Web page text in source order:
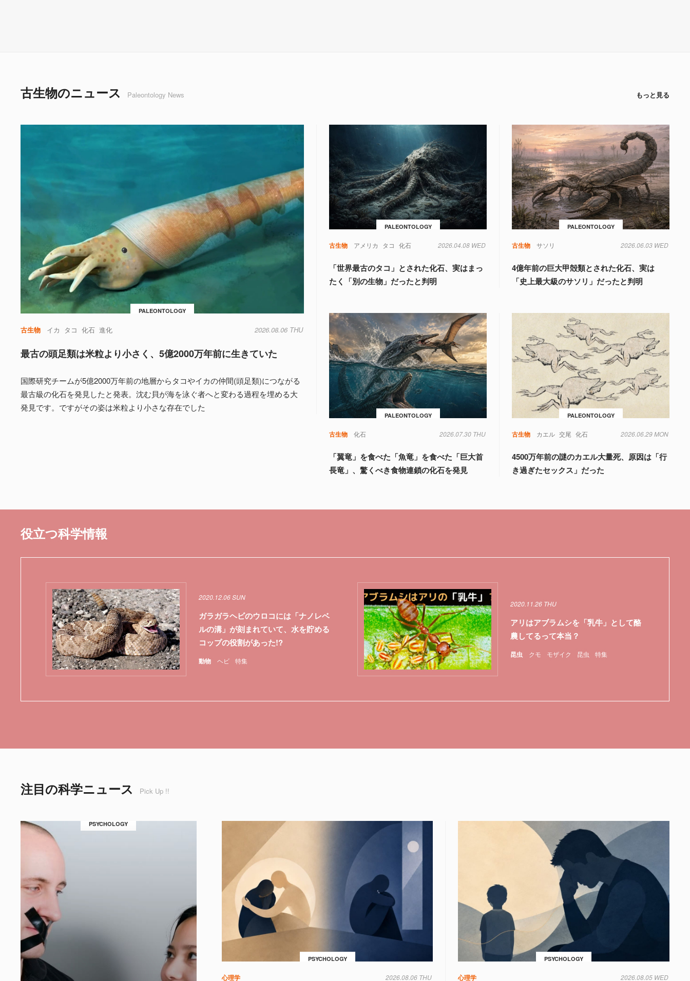
古生物のニュース Paleontology News もっと見る
PALEONTOLOGY
古生物 イカ タコ 化石 進化 2026.08.06 THU
最古の頭足類は米粒より小さく、5億2000万年前に生きていた
国際研究チームが5億2000万年前の地層からタコやイカの仲間(頭足類)につながる
最古級の化石を発見したと発表。沈む貝が海を泳ぐ者へと変わる過程を埋める大
発見です。ですがその姿は米粒より小さな存在でした
PALEONTOLOGY
古生物 アメリカ タコ 化石 2026.04.08 WED
「世界最古のタコ」とされた化石、実はまっ
たく「別の生物」だったと判明
PALEONTOLOGY
古生物 サソリ 2026.06.03 WED
4億年前の巨大甲殻類とされた化石、実は
「史上最大級のサソリ」だったと判明
PALEONTOLOGY
古生物 化石 2026.07.30 THU
「翼竜」を食べた「魚竜」を食べた「巨大首
長竜」、驚くべき食物連鎖の化石を発見
PALEONTOLOGY
古生物 カエル 交尾 化石 2026.06.29 MON
4500万年前の謎のカエル大量死、原因は「行
き過ぎたセックス」だった
役立つ科学情報
動物 ヘビ 特集
2020.12.06 SUN
ガラガラヘビのウロコには「ナノレベ
ルの溝」が刻まれていて、水を貯める
コップの役割があった!?
昆虫 クモ モザイク 昆虫 特集
2020.11.26 THU
アリはアブラムシを「乳牛」として酪
農してるって本当？
注目の科学ニュース Pick Up !!
PSYCHOLOGY
PSYCHOLOGY
心理学 2026.08.06 THU
PSYCHOLOGY
心理学 2026.08.05 WED